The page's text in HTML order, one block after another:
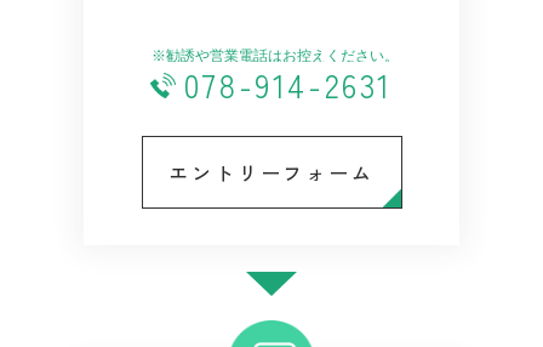
078-914-2631
エントリーフォーム